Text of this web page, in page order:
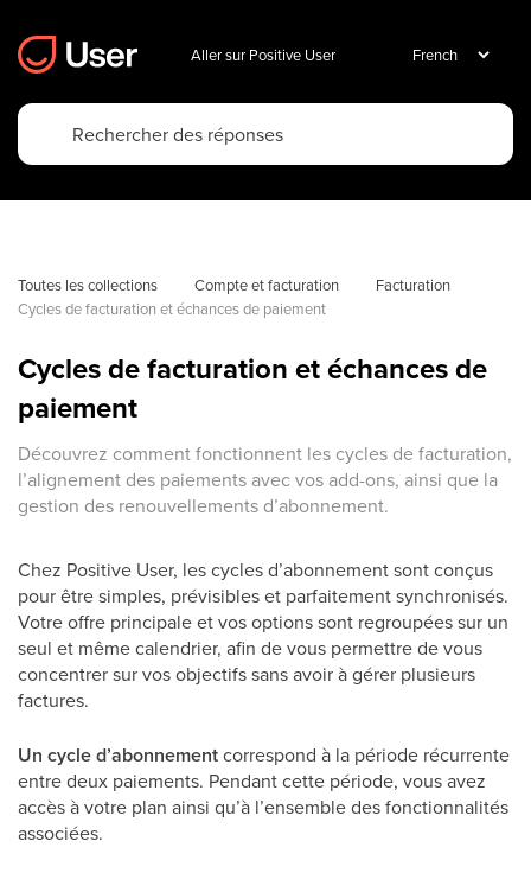
Aller sur Positive User
Toutes les collections Compte et facturation
Facturation
Cycles de facturation et échances de paiement
Cycles de facturation et échances de
paiement
Découvrez comment fonctionnent les cycles de facturation,
l’alignement des paiements avec vos add-ons, ainsi que la
gestion des renouvellements d’abonnement.
Chez Positive User, les cycles d’abonnement sont conçus
pour être simples, prévisibles et parfaitement synchronisés.
Votre offre principale et vos options sont regroupées sur un
seul et même calendrier, afin de vous permettre de vous
concentrer sur vos objectifs sans avoir à gérer plusieurs
factures.
Un cycle d’abonnementcorrespond à la période récurrente
entre deux paiements. Pendant cette période, vous avez
accès à votre plan ainsi qu’à l’ensemble des fonctionnalités
associées.